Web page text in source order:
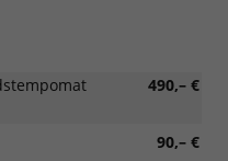
490,– €
90,– €